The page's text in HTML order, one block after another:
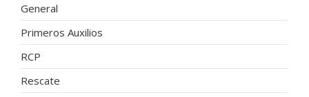
General
Primeros Auxilios
RCP
Rescate